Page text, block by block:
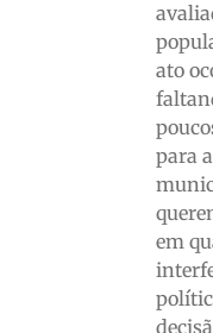
ato
para
em